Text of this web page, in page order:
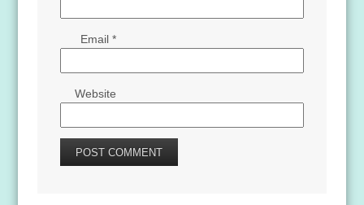
Email *
Website